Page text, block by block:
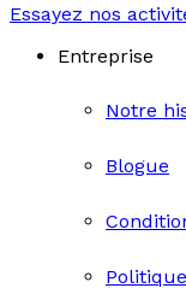
Essayez nos
Entreprise
Notre
Blogue